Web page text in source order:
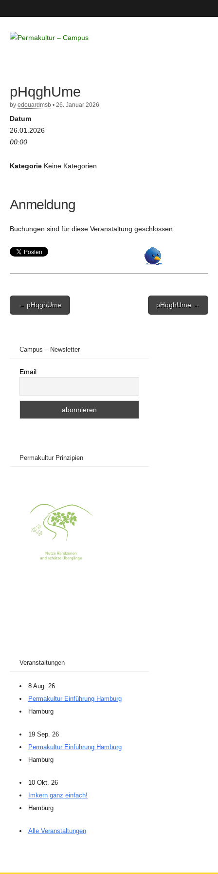
– Campus
pHqghUme
by edouardmsb • 26. Januar 2026
Datum
26.01.2026
00:00
Kategorie Keine Kategorien
Anmeldung
Buchungen sind für diese Veranstaltung geschlossen.
Post
navigation
← pHqghUme pHqghUme →
Campus – Newsletter
Email
Permakultur Prinzipien
Veranstaltungen
8 Aug. 26
Permakultur Einführung Hamburg
Hamburg
19 Sep. 26
Permakultur Einführung Hamburg
Hamburg
10 Okt. 26
Imkern ganz einfach!
Hamburg
Alle Veranstaltungen